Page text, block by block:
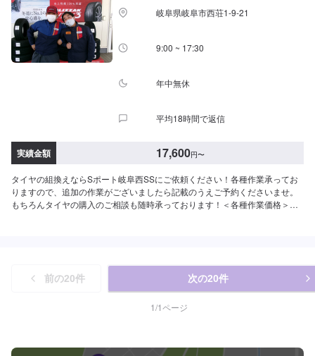
岐阜県岐阜市西荘1-9-21
9:00 ~ 17:30
年中無休
平均18時間で返信
実績金額 17,600円〜
タイヤの組換えならSポート岐阜西SSにご依頼ください！各種作業承ってお
りますので、追加の作業がございましたら記載のうえご予約くださいませ。
もちろんタイヤの購入のご相談も随時承っております！＜各種作業価格＞⚫︎
分〜)1,100円/1本(新品タイヤ交換時)2,200円/1本(バルブのみ交換)⚫︎廃タイヤ
550円/1本(乗用車)770円/1本(RV・1BOX用)770円/1本(扁平タイヤ)￥
前の20件 次の20件
1/1ページ